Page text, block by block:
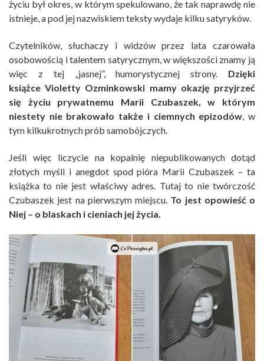
życiu był okres, w którym spekulowano, że tak naprawdę nie
istnieje, a pod jej nazwiskiem teksty wydaje kilku satyryków.
Czytelników, słuchaczy i widzów przez lata czarowała
osobowością i talentem satyrycznym, w większości znamy ją
więc z tej „jasnej”, humorystycznej strony. Dzięki
książce Violetty Ozminkowski mamy okazję przyjrzeć
się życiu prywatnemu Marii Czubaszek, w którym
niestety nie brakowało także i ciemnych epizodów, w
tym kilkukrotnych prób samobójczych.
Jeśli więc liczycie na kopalnię niepublikowanych dotąd
złotych myśli i anegdot spod pióra Marii Czubaszek – ta
książka to nie jest właściwy adres. Tutaj to nie twórczość
Czubaszek jest na pierwszym miejscu. To jest opowieść o
Niej – o blaskach i cieniach jej życia.